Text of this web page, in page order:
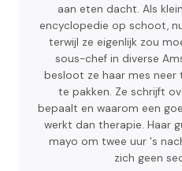
aan eten dacht. Als
encyclopedie op schoot,
terwijl ze eigenlijk zou
sous-chef in diverse
besloot ze haar mes neer
te pakken. Ze schrijft
bepaalt en waarom een
werkt dan therapie. Haar
mayo om twee uur 's
zich geen